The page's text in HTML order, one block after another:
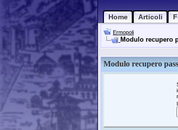
Home Articoli
Ermopoli
Modulo recupero
Modulo recupero